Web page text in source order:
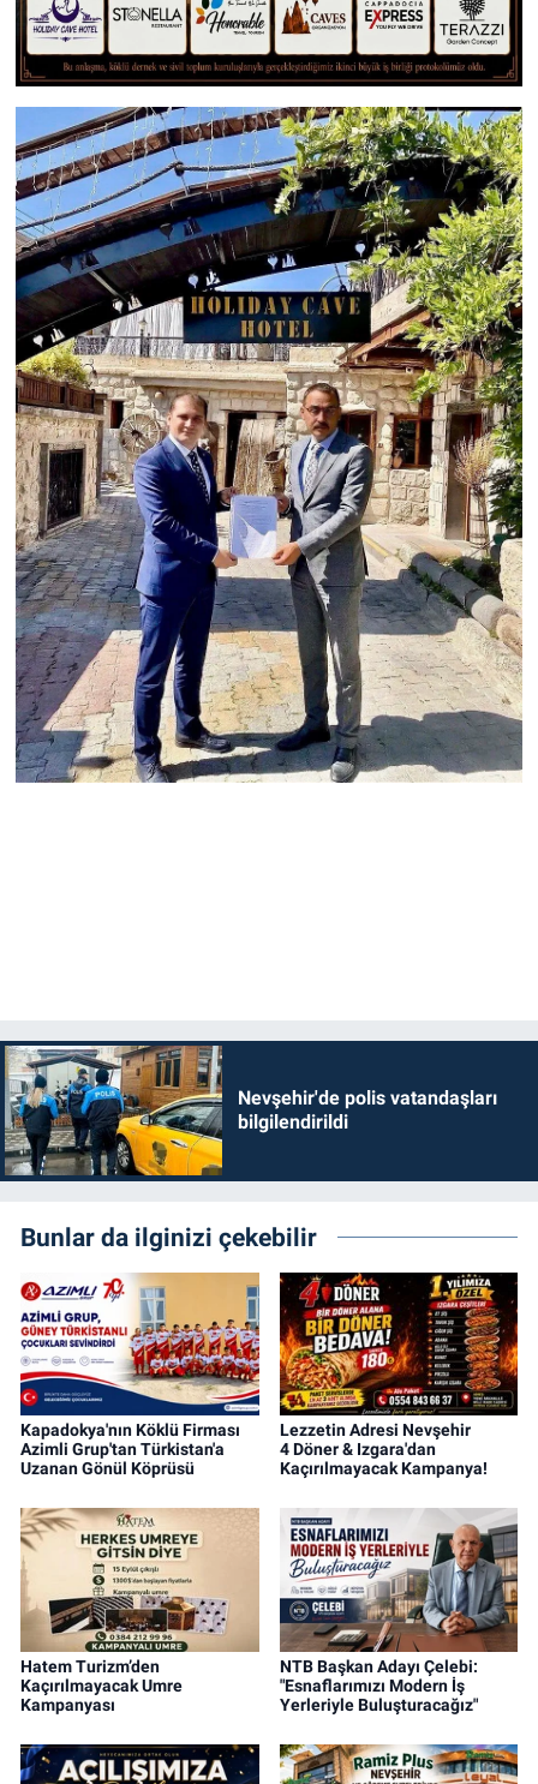
Nevşehir'de polis vatandaşları
bilgilendirildi
Bunlar da ilginizi çekebilir
Kapadokya'nın Köklü Firması
Azimli Grup'tan Türkistan'a
Uzanan Gönül Köprüsü
Lezzetin Adresi Nevşehir
4 Döner & Izgara'dan
Kaçırılmayacak Kampanya!
Hatem Turizm’den
Kaçırılmayacak Umre
Kampanyası
NTB Başkan Adayı Çelebi:
"Esnaflarımızı Modern İş
Yerleriyle Buluşturacağız"